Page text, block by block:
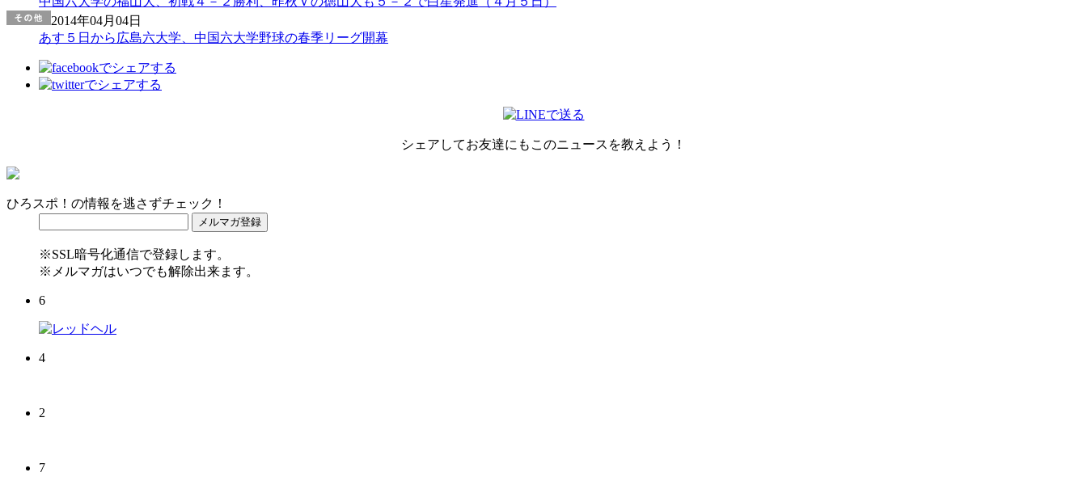
2014年04月04日
あす５日から広島六大学、中国六大学野球の春季リーグ開幕
シェアしてお友達にもこのニュースを教えよう！
ひろスポ！の情報を逃さずチェック！
※SSL暗号化通信で登録します。
※メルマガはいつでも解除出来ます。
6
4
2
7